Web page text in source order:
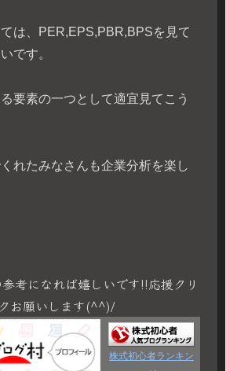
は、PER,EPS,PBR,BPSを見て
です。
要素の一つとして適宜見てこう
れたみなさんも企業分析を楽し
考になれば嬉しいです!!応援クリ
お願いします(^^)/
株式初心者ランキン